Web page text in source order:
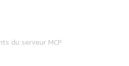
du serveur MCP